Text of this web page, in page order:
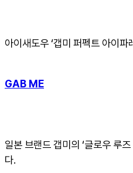
아이새도우 ‘갭미 퍼펙트 아이
GAB ME
일본 브랜드 갭미의 ‘글로우 루
다.